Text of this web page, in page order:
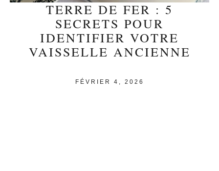
TERRE DE FER : 5
SECRETS POUR
IDENTIFIER VOTRE
VAISSELLE ANCIENNE
FÉVRIER 4, 2026